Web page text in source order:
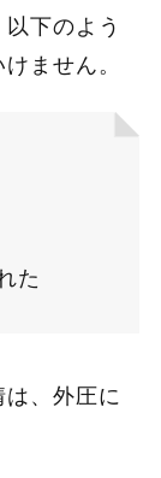
下のよう
ません。
た
は、外圧に